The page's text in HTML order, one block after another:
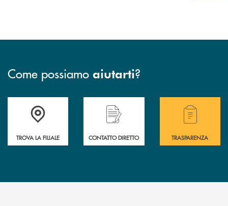
Come possiamo aiutarti?
Accedi all' elenco completo delle filiali della Bcc.
TROVA LA FILIALE
Hai bisogno di assistenza immediata?
CONTATTO DIRETTO
Hai bisogno di
TRASPARENZA